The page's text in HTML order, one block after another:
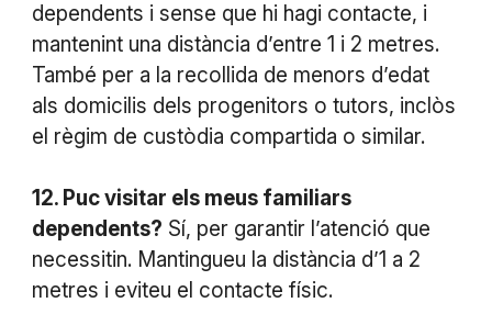
dependents i sense que hi hagi contacte, i
mantenint una distància d’entre 1 i 2 metres.
També per a la recollida de menors d’edat
als domicilis dels progenitors o tutors, inclòs
el règim de custòdia compartida o similar.
12. Puc visitar els meus familiars
dependents? Sí, per garantir l’atenció que
necessitin. Mantingueu la distància d’1 a 2
metres i eviteu el contacte físic.